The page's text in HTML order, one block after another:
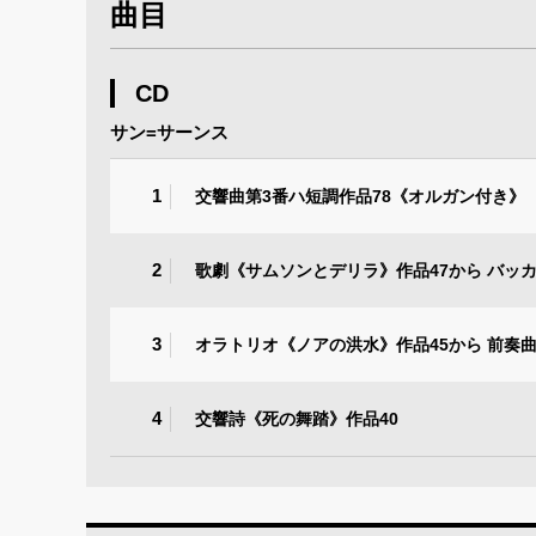
曲目
CD
サン=サーンス
1 交響曲第3番ハ短調作品78《オルガン付き》
2 歌劇《サムソンとデリラ》作品47から バッ
3 オラトリオ《ノアの洪水》作品45から 前奏曲
4 交響詩《死の舞踏》作品40